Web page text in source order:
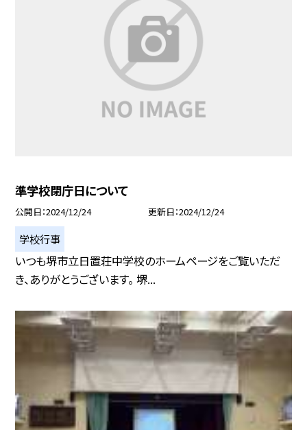
準学校閉庁日について
公開日 2024/12/24 更新日 2024/12/24
学校行事
いつも堺市立日置荘中学校のホームページをご覧いただ
き、ありがとうございます。 堺...